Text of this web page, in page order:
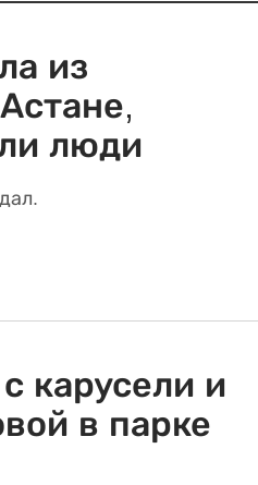
из
люди
карусели и
в парке